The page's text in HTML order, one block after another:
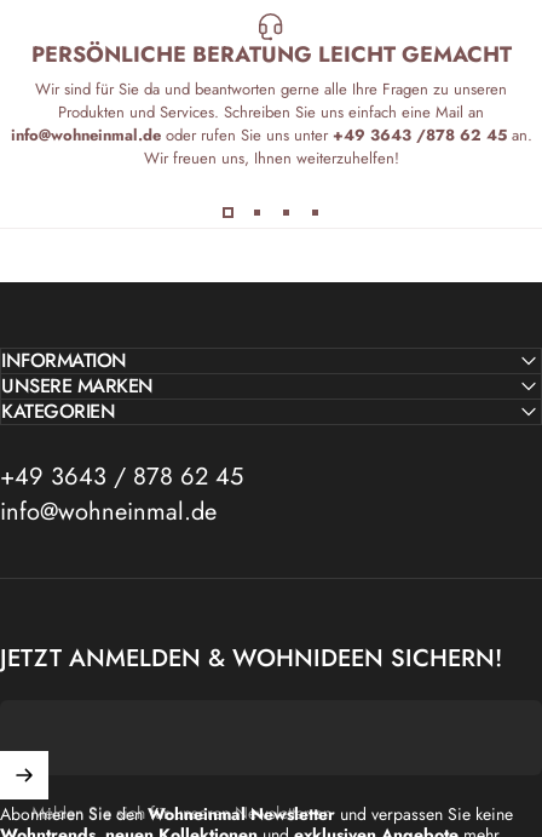
PERSÖNLICHE BERATUNG LEICHT GEMACHT
Wir sind für Sie da und beantworten gerne alle Ihre Fragen zu unseren
Produkten und Services. Schreiben Sie uns einfach eine Mail an
info@wohneinmal.deoder rufen Sie uns unter+49 3643 /878 62 45an.
Wir freuen uns, Ihnen weiterzuhelfen!
INFORMATION
UNSERE MARKEN
KATEGORIEN
+49 3643 / 878 62 45
info@wohneinmal.de
JETZT ANMELDEN & WOHNIDEEN SICHERN!
Melden Sie sich für unseren Newsletter an
Abonnieren Sie denWohneinmal Newsletter und verpassen Sie keine